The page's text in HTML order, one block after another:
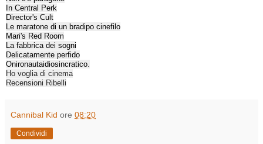
In Central Perk
Director's Cult
Le maratone di un bradipo cinefilo
Mari's Red Room
La fabbrica dei sogni
Delicatamente perfido
Onironautaidiosincratico
Ho voglia di cinema
Recensioni Ribelli
Cannibal Kid ore 08:20
Condividi